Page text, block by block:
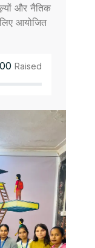
और नैतिक
आयोजित
Raised